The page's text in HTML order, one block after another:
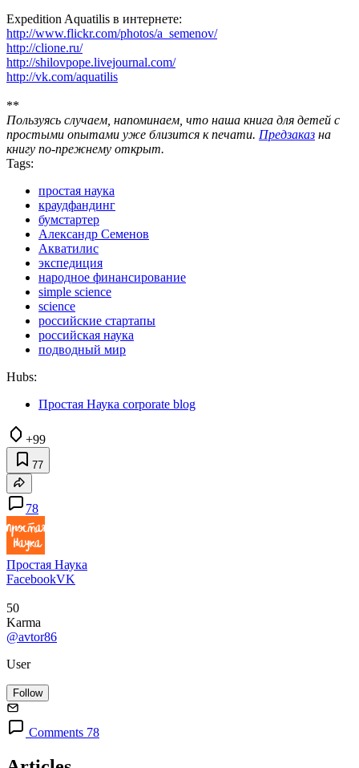
Expedition Aquatilis в интернете:
http://www.flickr.com/photos/a_semenov/
http://clione.ru/
http://shilovpope.livejournal.com/
http://vk.com/aquatilis
**
Пользуясь случаем, напоминаем, что наша книга для детей с
простыми опытами уже близится к печати. Предзаказ на
книгу по-прежнему открыт.
Tags:
простая наука
краудфандинг
бумстартер
Александр Семенов
Акватилис
экспедиция
народное финансирование
simple science
science
российские стартапы
российская наука
подводный мир
Hubs:
Простая Наука corporate blog
+99
77
78
Простая Наука
FacebookVK
50
Karma
@avtor86
User
Follow
Comments 78